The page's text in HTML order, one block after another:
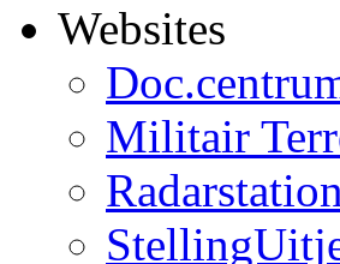
Websites
Militair